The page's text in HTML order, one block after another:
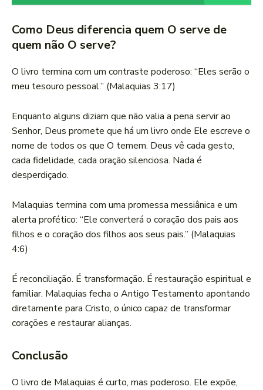
Como Deus diferencia quem O serve de
quem não O serve?
O livro termina com um contraste poderoso: “Eles serão o
meu tesouro pessoal.” (Malaquias 3:17)
Enquanto alguns diziam que não valia a pena servir ao
Senhor, Deus promete que há um livro onde Ele escreve o
nome de todos os que O temem. Deus vê cada gesto,
cada fidelidade, cada oração silenciosa. Nada é
desperdiçado.
Malaquias termina com uma promessa messiânica e um
alerta profético: “Ele converterá o coração dos pais aos
filhos e o coração dos filhos aos seus pais.” (Malaquias
4:6)
É reconciliação. É transformação. É restauração espiritual e
familiar. Malaquias fecha o Antigo Testamento apontando
diretamente para Cristo, o único capaz de transformar
corações e restaurar alianças.
Conclusão
O livro de Malaquias é curto, mas poderoso. Ele expõe,